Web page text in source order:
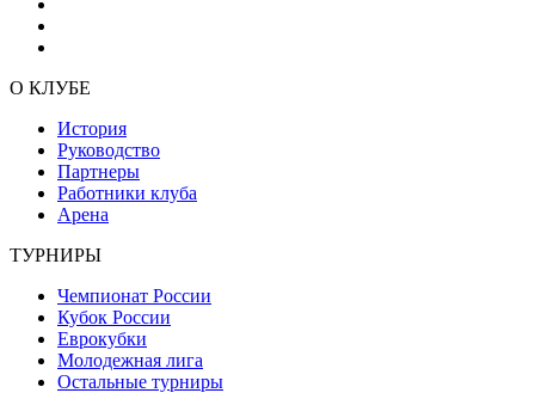
О КЛУБЕ
История
Руководство
Партнеры
Работники клуба
Арена
ТУРНИРЫ
Чемпионат России
Кубок России
Еврокубки
Молодежная лига
Остальные турниры